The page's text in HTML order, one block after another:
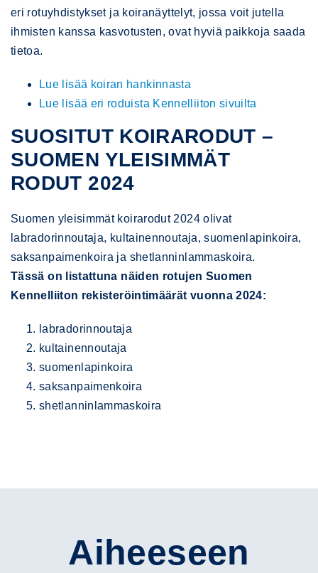
eri rotuyhdistykset ja koiranäyttelyt, jossa voit jutella
ihmisten kanssa kasvotusten, ovat hyviä paikkoja saada
tietoa.
Lue lisää koiran hankinnasta
Lue lisää eri roduista Kennelliiton sivuilta
SUOSITUT KOIRARODUT –
SUOMEN YLEISIMMÄT
RODUT 2024
Suomen yleisimmät koirarodut 2024 olivat
labradorinnoutaja, kultainennoutaja, suomenlapinkoira,
saksanpaimenkoira ja shetlanninlammaskoira.
Tässä on listattuna näiden rotujen Suomen
Kennelliiton rekisteröintimäärät vuonna 2024:
labradorinnoutaja
kultainennoutaja
suomenlapinkoira
saksanpaimenkoira
shetlanninlammaskoira
Aiheeseen